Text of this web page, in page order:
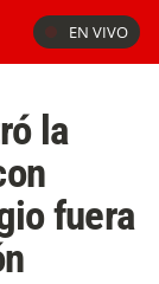
EN VIVO
la
fuera